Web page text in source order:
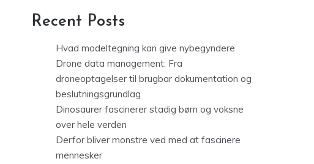
Recent Posts
Hvad modeltegning kan give nybegyndere
Drone data management: Fra
droneoptagelser til brugbar dokumentation og
beslutningsgrundlag
Dinosaurer fascinerer stadig børn og voksne
over hele verden
Derfor bliver monstre ved med at fascinere
mennesker